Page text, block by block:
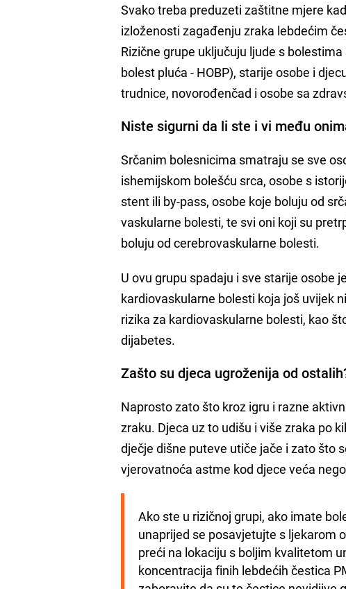
Svako treba preduzeti zaštitne mjere
izloženosti zagađenju zraka lebdećim
Rizične grupe uključuju ljude s
bolest pluća - HOBP), starije osobe i
trudnice, novorođenčad i osobe sa
Niste sigurni da li ste i vi među
Srčanim bolesnicima smatraju se sve
ishemijskom bolešću srca, osobe s
stent ili by-pass, osobe koje boluju od
vaskularne bolesti, te svi oni koji su
boluju od cerebrovaskularne bolesti.
U ovu grupu spadaju i sve starije osobe
kardiovaskularne bolesti koja još uvijek
rizika za kardiovaskularne bolesti, kao
dijabetes.
Zašto su djeca ugroženija od
Naprosto zato što kroz igru i razne
zraku. Djeca uz to udišu i više zraka po
dječje dišne puteve utiče jače i zato što
vjerovatnoća astme kod djece veća
Ako ste u rizičnoj grupi, ako imate
unaprijed se posavjetujte s ljekarom
preći na lokaciju s boljim kvalitetom
koncentracija finih lebdećih čestica